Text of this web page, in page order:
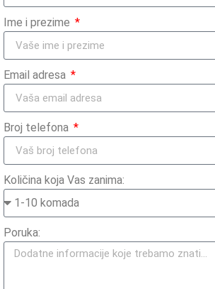
Ime i prezime
Email adresa
Broj telefona
Količina koja Vas zanima:
Poruka: